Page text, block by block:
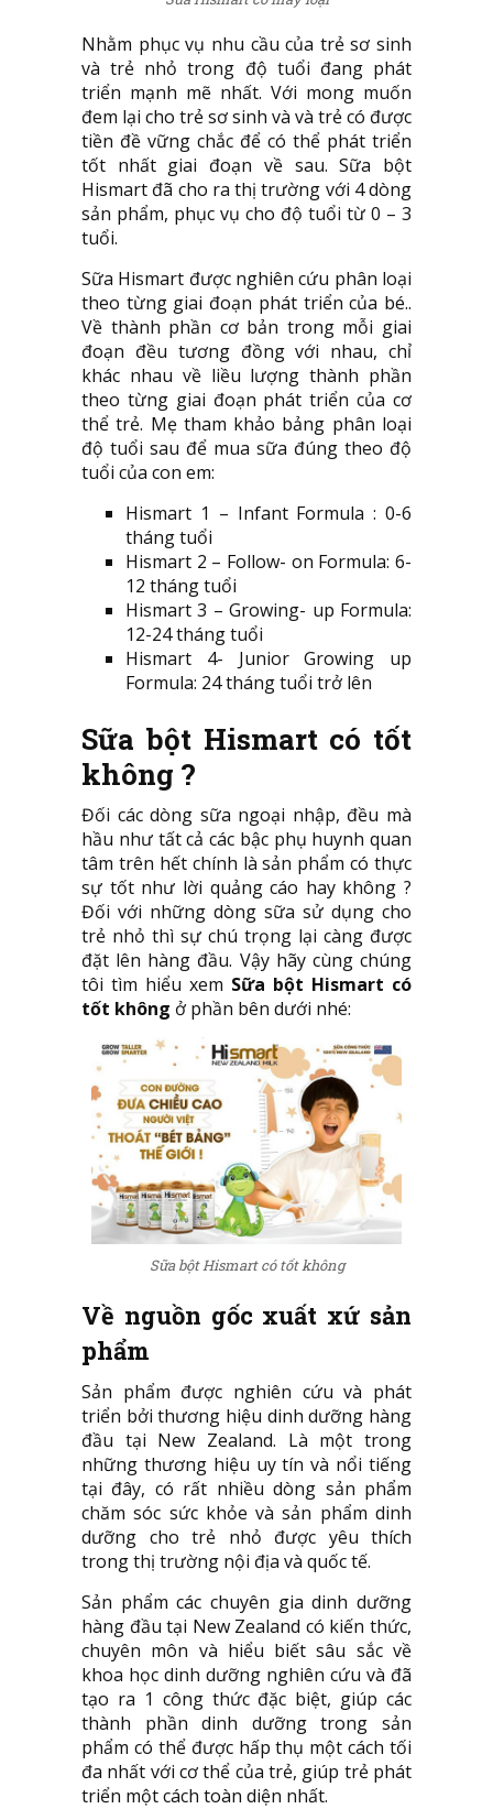
Nhằm phục vụ nhu cầu của trẻ sơ sinh
và trẻ nhỏ trong độ tuổi đang phát
triển mạnh mẽ nhất. Với mong muốn
đem lại cho trẻ sơ sinh và và trẻ có được
tiền đề vững chắc để có thể phát triển
tốt nhất giai đoạn về sau. Sữa bột
Hismart đã cho ra thị trường với 4 dòng
sản phẩm, phục vụ cho độ tuổi từ 0 – 3
tuổi.
Sữa Hismart được nghiên cứu phân loại
theo từng giai đoạn phát triển của bé..
Về thành phần cơ bản trong mỗi giai
đoạn đều tương đồng với nhau, chỉ
khác nhau về liều lượng thành phần
theo từng giai đoạn phát triển của cơ
thể trẻ. Mẹ tham khảo bảng phân loại
độ tuổi sau để mua sữa đúng theo độ
tuổi của con em:
Hismart 1 – Infant Formula : 0-6
tháng tuổi
Hismart 2 – Follow- on Formula: 6-
12 tháng tuổi
Hismart 3 – Growing- up Formula:
12-24 tháng tuổi
Hismart 4- Junior Growing up
Formula: 24 tháng tuổi trở lên
Sữa bột Hismart có tốt
không ?
Đối các dòng sữa ngoại nhập, đều mà
hầu như tất cả các bậc phụ huynh quan
tâm trên hết chính là sản phẩm có thực
sự tốt như lời quảng cáo hay không ?
Đối với những dòng sữa sử dụng cho
trẻ nhỏ thì sự chú trọng lại càng được
đặt lên hàng đầu. Vậy hãy cùng chúng
tôi tìm hiểu xem Sữa bột Hismart có
tốt không ở phần bên dưới nhé:
Sữa bột Hismart có tốt không
Về nguồn gốc xuất xứ sản
phẩm
Sản phẩm được nghiên cứu và phát
triển bởi thương hiệu dinh dưỡng hàng
đầu tại New Zealand. Là một trong
những thương hiệu uy tín và nổi tiếng
tại đây, có rất nhiều dòng sản phẩm
chăm sóc sức khỏe và sản phẩm dinh
dưỡng cho trẻ nhỏ được yêu thích
trong thị trường nội địa và quốc tế.
Sản phẩm các chuyên gia dinh dưỡng
hàng đầu tại New Zealand có kiến thức,
chuyên môn và hiểu biết sâu sắc về
khoa học dinh dưỡng nghiên cứu và đã
tạo ra 1 công thức đặc biệt, giúp các
thành phần dinh dưỡng trong sản
phẩm có thể được hấp thụ một cách tối
đa nhất với cơ thể của trẻ, giúp trẻ phát
triển một cách toàn diện nhất.